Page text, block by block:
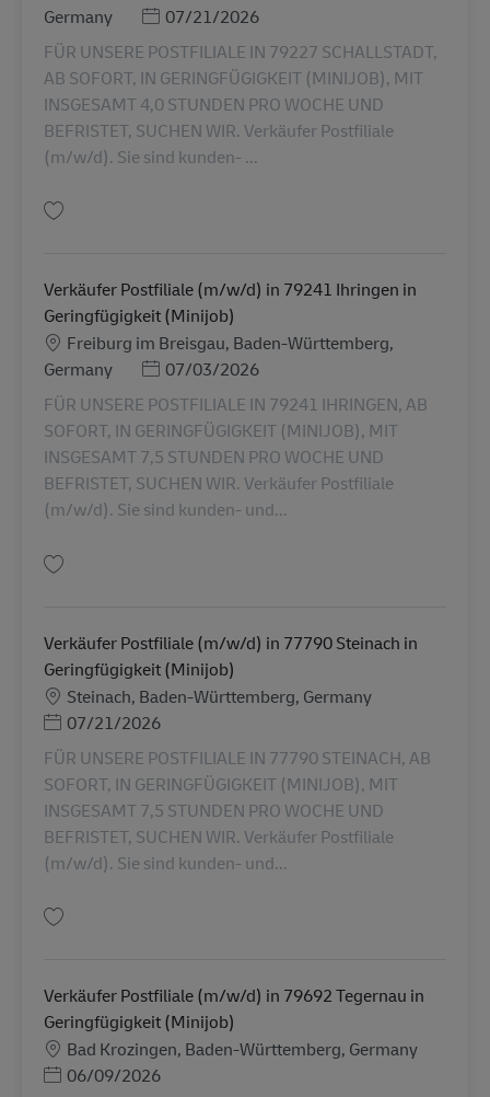
Germany
Posted Date
07/21/2026
FÜR UNSERE POSTFILIALE IN 79227 SCHALLSTADT,
AB SOFORT, IN GERINGFÜGIGKEIT (MINIJOB), MIT
INSGESAMT 4,0 STUNDEN PRO WOCHE UND
BEFRISTET, SUCHEN WIR. Verkäufer Postfiliale
(m/w/d). Sie sind kunden- ...
Verkäufer Postfiliale (m/w/d) in 79241 Ihringen in
Geringfügigkeit (Minijob)
SijaintiFreiburg im Breisgau, Baden-Württemberg,
Germany
Posted Date
07/03/2026
FÜR UNSERE POSTFILIALE IN 79241 IHRINGEN, AB
SOFORT, IN GERINGFÜGIGKEIT (MINIJOB), MIT
INSGESAMT 7,5 STUNDEN PRO WOCHE UND
BEFRISTET, SUCHEN WIR. Verkäufer Postfiliale
(m/w/d). Sie sind kunden- und...
Verkäufer Postfiliale (m/w/d) in 77790 Steinach in
Geringfügigkeit (Minijob)
SijaintiSteinach, Baden-Württemberg, Germany
Posted Date
07/21/2026
FÜR UNSERE POSTFILIALE IN 77790 STEINACH, AB
SOFORT, IN GERINGFÜGIGKEIT (MINIJOB), MIT
INSGESAMT 7,5 STUNDEN PRO WOCHE UND
BEFRISTET, SUCHEN WIR. Verkäufer Postfiliale
(m/w/d). Sie sind kunden- und...
Verkäufer Postfiliale (m/w/d) in 79692 Tegernau in
Geringfügigkeit (Minijob)
SijaintiBad Krozingen, Baden-Württemberg, Germany
Posted Date
06/09/2026